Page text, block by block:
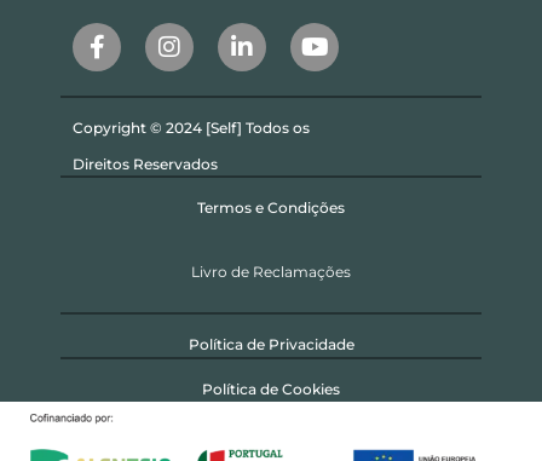
Copyright © 2024 [Self] Todos os
Direitos Reservados
Termos e Condições
Livro de Reclamações
Política de Privacidade
Política de Cookies